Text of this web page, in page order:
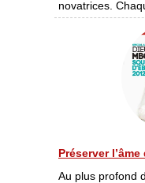
novatrices.
Préserver
Au plus profond